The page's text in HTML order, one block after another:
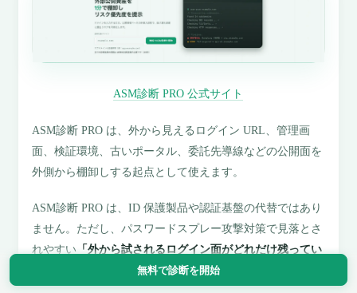
無料で診断を開始
ASM診断 PRO 公式サイト
ASM診断 PRO は、外から見えるログイン URL、管理画
面、検証環境、古いポータル、委託先導線などの公開面を
外側から棚卸しする起点として使えます。
ASM診断 PRO は、ID 保護製品や認証基盤の代替ではあり
ません。ただし、パスワードスプレー攻撃対策で見落とさ
れやすい 「外から試されるログイン面がどれだけ残ってい
を整理する入口として使いやすい構成です。